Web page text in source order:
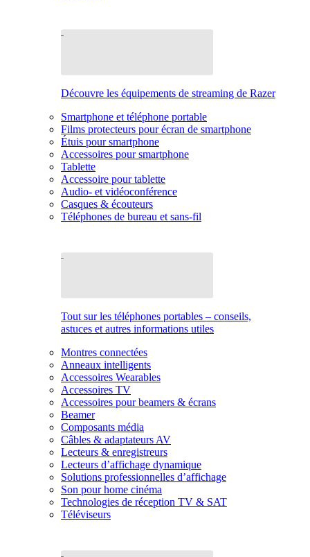
Découvre les équipements de streaming de Razer
Smartphone et téléphone portable
Films protecteurs pour écran de smartphone
Étuis pour smartphone
Accessoires pour smartphone
Tablette
Accessoire pour tablette
Audio- et vidéoconférence
Casques & écouteurs
Téléphones de bureau et sans-fil
Tout sur les téléphones portables – conseils,
astuces et autres informations utiles
Montres connectées
Anneaux intelligents
Accessoires Wearables
Accessoires TV
Accessoires pour beamers & écrans
Beamer
Composants média
Câbles & adaptateurs AV
Lecteurs & enregistreurs
Lecteurs d’affichage dynamique
Solutions professionnelles d’affichage
Son pour home cinéma
Technologies de réception TV & SAT
Téléviseurs